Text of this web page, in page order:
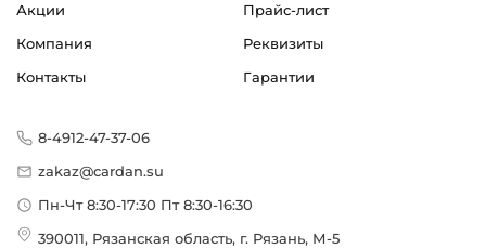
Акции
Прайс-лист
Компания
Реквизиты
Контакты
Гарантии
8-4912-47-37-06
zakaz@cardan.su
Пн-Чт 8:30-17:30 Пт 8:30-16:30
390011, Рязанская область, г. Рязань, М-5